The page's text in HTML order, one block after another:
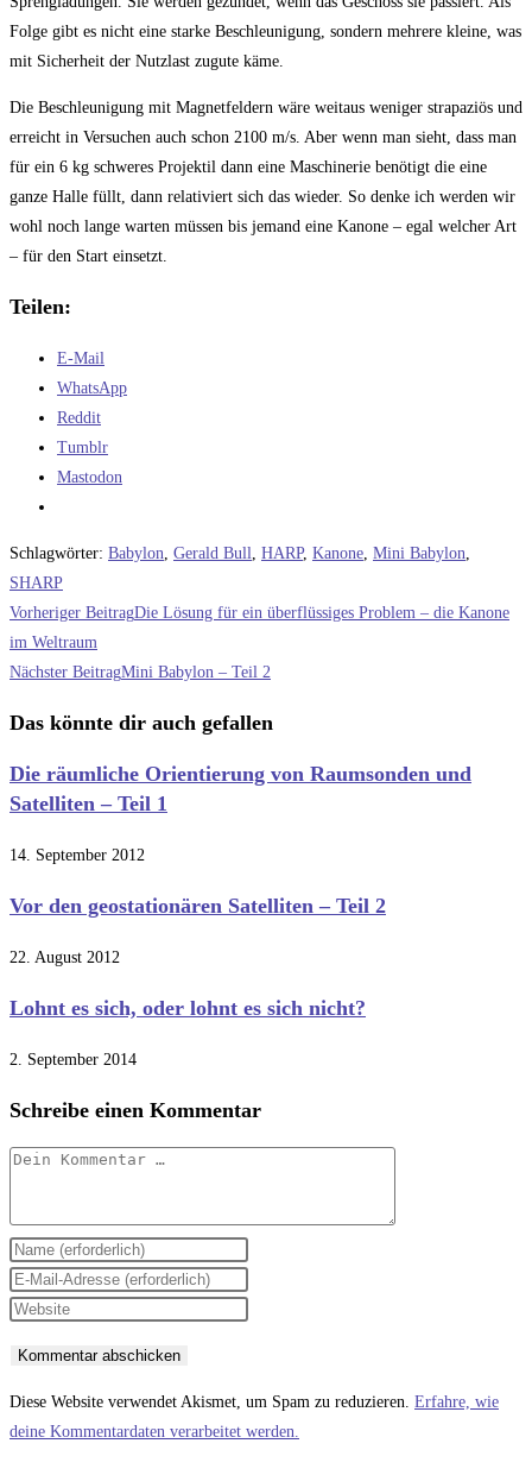
Folge gibt es nicht eine starke Beschleunigung, sondern mehrere kleine, was
mit Sicherheit der Nutzlast zugute käme.
Die Beschleunigung mit Magnetfeldern wäre weitaus weniger strapaziös und
erreicht in Versuchen auch schon 2100 m/s. Aber wenn man sieht, dass man
für ein 6 kg schweres Projektil dann eine Maschinerie benötigt die eine
ganze Halle füllt, dann relativiert sich das wieder. So denke ich werden wir
wohl noch lange warten müssen bis jemand eine Kanone – egal welcher Art
– für den Start einsetzt.
Teilen:
E-Mail
WhatsApp
Reddit
Tumblr
Mastodon
Schlagwörter: Babylon Gerald Bull HARP, Kanone Mini Babylon
SHARP
Weitere
Artikel
ansehen
Vorheriger BeitragDie Lösung für ein überflüssiges Problem – die Kanone
im Weltraum
Nächster BeitragMini Babylon – Teil 2
Das könnte dir auch gefallen
Die räumliche Orientierung von Raumsonden und
Satelliten – Teil 1
14. September 2012
Vor den geostationären Satelliten – Teil 2
22. August 2012
Lohnt es sich, oder lohnt es sich nicht?
2. September 2014
Schreibe einen Kommentar
Kommentar
Gib
deinen
Namen
zum
Kommentieren
Gib
deine
Adresse
zum
Gib
URL
ein
Diese Website verwendet Akismet, um Spam zu reduzieren. Erfahre, wie
deine Kommentardaten verarbeitet werden.